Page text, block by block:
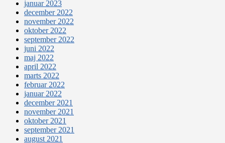
januar 2023
december 2022
november 2022
oktober 2022
september 2022
juni 2022
maj 2022
april 2022
marts 2022
februar 2022
januar 2022
december 2021
november 2021
oktober 2021
september 2021
august 2021